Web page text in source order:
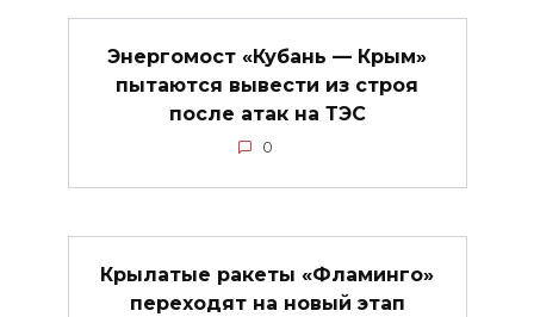
Энергомост «Кубань — Крым»
пытаются вывести из строя
после атак на ТЭС
0
Крылатые ракеты «Фламинго»
переходят на новый этап